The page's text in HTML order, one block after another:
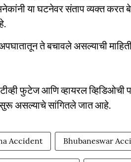
या घटनेवर संताप व्यक्त
ते बचावले असल्याची
फुटेज आणि व्हायरल व्हिडिओची
सुरू असल्याचे सांगितले जात आहे.
Accident Bhubaneswar